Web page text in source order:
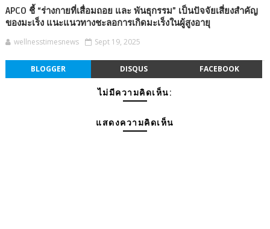
APCO ชี้ “ร่างกายที่เสื่อมถอย และ พันธุกรรม” เป็นปัจจัยเสี่ยงสำคัญ
ของมะเร็ง แนะแนวทางชะลอการเกิดมะเร็งในผู้สูงอายุ
wellnesstimesnews Sept 19, 2025
BLOGGER DISQUS FACEBOOK
ไม่มีความคิดเห็น:
แสดงความคิดเห็น